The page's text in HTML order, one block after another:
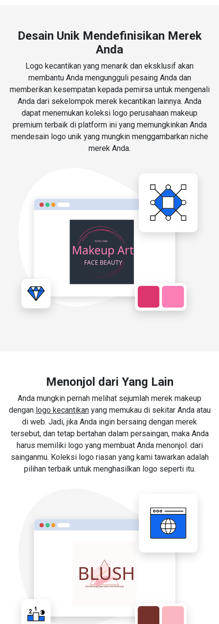
Desain Unik Mendefinisikan Merek
Anda
Logo kecantikan yang menarik dan eksklusif akan
membantu Anda mengungguli pesaing Anda dan
memberikan kesempatan kepada pemirsa untuk mengenali
Anda dari sekelompok merek kecantikan lainnya. Anda
dapat menemukan koleksi logo perusahaan makeup
premium terbaik di platform ini yang memungkinkan Anda
mendesain logo unik yang mungkin menggambarkan niche
merek Anda.
Menonjol dari Yang Lain
Anda mungkin pernah melihat sejumlah merek makeup
dengan logo kecantikanyang memukau di sekitar Anda atau
di web. Jadi, jika Anda ingin bersaing dengan merek
tersebut, dan tetap bertahan dalam persaingan, maka Anda
harus memiliki logo yang membuat Anda menonjol. dari
sainganmu. Koleksi logo riasan yang kami tawarkan adalah
pilihan terbaik untuk menghasilkan logo seperti itu.